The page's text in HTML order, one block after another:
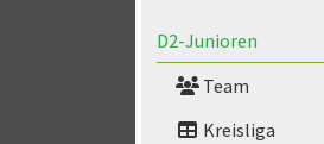
D2-Junioren
Team
Kreisliga